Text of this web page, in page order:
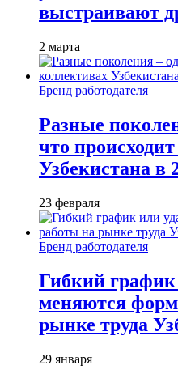
выстраивают
2 марта
Бренд работодателя
Разные
что
Узбекистана в
23 февраля
Бренд работодателя
Гибкий график
меняются
рынке труда
29 января